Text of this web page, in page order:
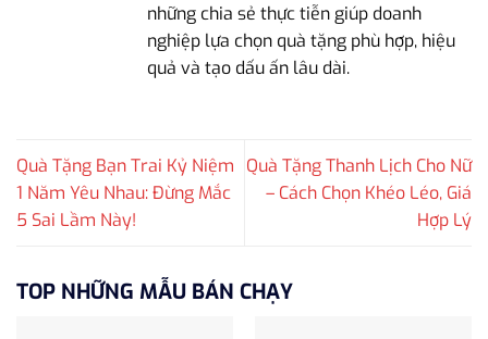
những chia sẻ thực tiễn giúp doanh
nghiệp lựa chọn quà tặng phù hợp, hiệu
quả và tạo dấu ấn lâu dài.
Quà Tặng Bạn Trai Kỷ Niệm
1 Năm Yêu Nhau: Đừng Mắc
5 Sai Lầm Này!
Quà Tặng Thanh Lịch Cho Nữ
– Cách Chọn Khéo Léo, Giá
Hợp Lý
TOP NHỮNG MẪU BÁN CHẠY